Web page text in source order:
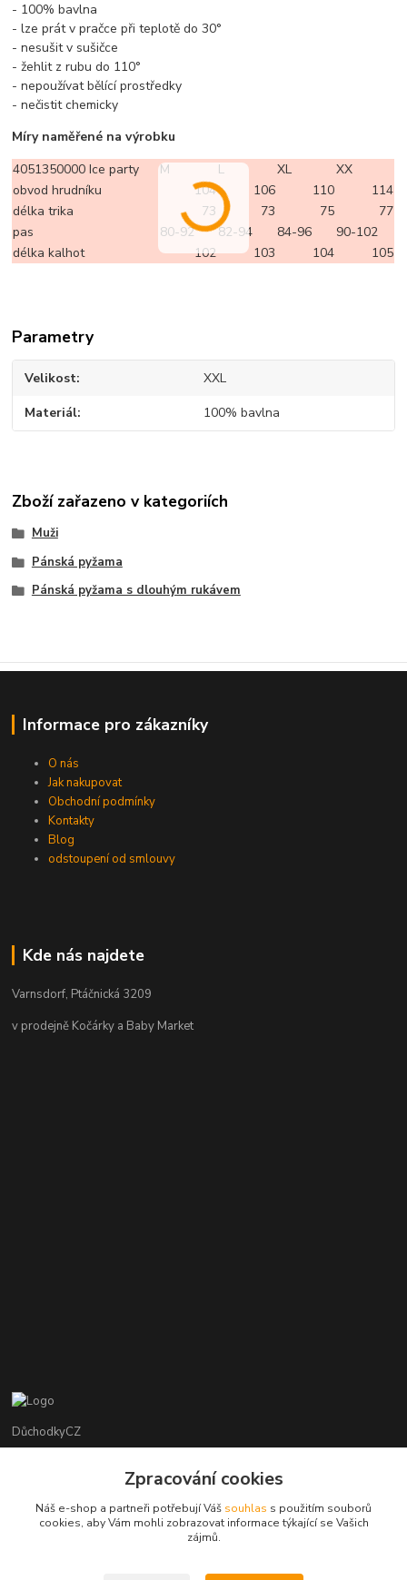
- 100% bavlna
- lze prát v pračce při teplotě do 30°
- nesušit v sušičce
- žehlit z rubu do 110°
- nepoužívat bělící prostředky
- nečistit chemicky
Míry naměřené na výrobku
4051350000 Ice party
M L XL
XX
obvod hrudníku
104 106 110
114
délka trika
73 73 75
77
pas
80-92 82-94 84-96
90-102
délka kalhot
102 103 104 105
Parametry
Velikost XXL
Materiál 100% bavlna
Zboží zařazeno v kategoriích
Muži
Pánská pyžama
Pánská pyžama s dlouhým rukávem
Informace pro zákazníky
O nás
Jak nakupovat
Obchodní podmínky
Kontakty
Blog
odstoupení od smlouvy
Kde nás najdete
Varnsdorf, Ptáčnická 3209
v prodejně Kočárky a Baby Market
DůchodkyCZ
+420 412384749
objednavky@duchodky.cz
Zpracování cookies
Náš e-shop a partneři potřebují Váš souhlas s použitím souborů
cookies, aby Vám mohli zobrazovat informace týkající se Vašich
zájmů.